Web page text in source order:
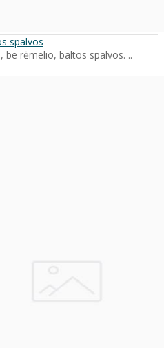
spalvos
be rėmelio, baltos spalvos. ..